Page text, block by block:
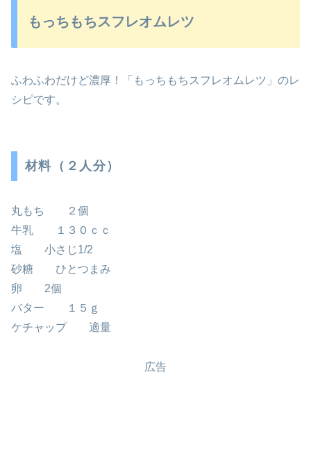
もっちもちスフレオムレツ
ふわふわだけど濃厚！「もっちもちスフレオムレツ」のレ
シピです。
材料（２人分）
丸もち ２個
牛乳 １３０ｃｃ
塩 小さじ1/2
砂糖 ひとつまみ
卵 2個
バター １５ｇ
ケチャップ 適量
広告